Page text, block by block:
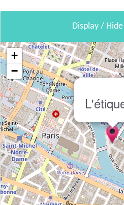
Display /
+
−